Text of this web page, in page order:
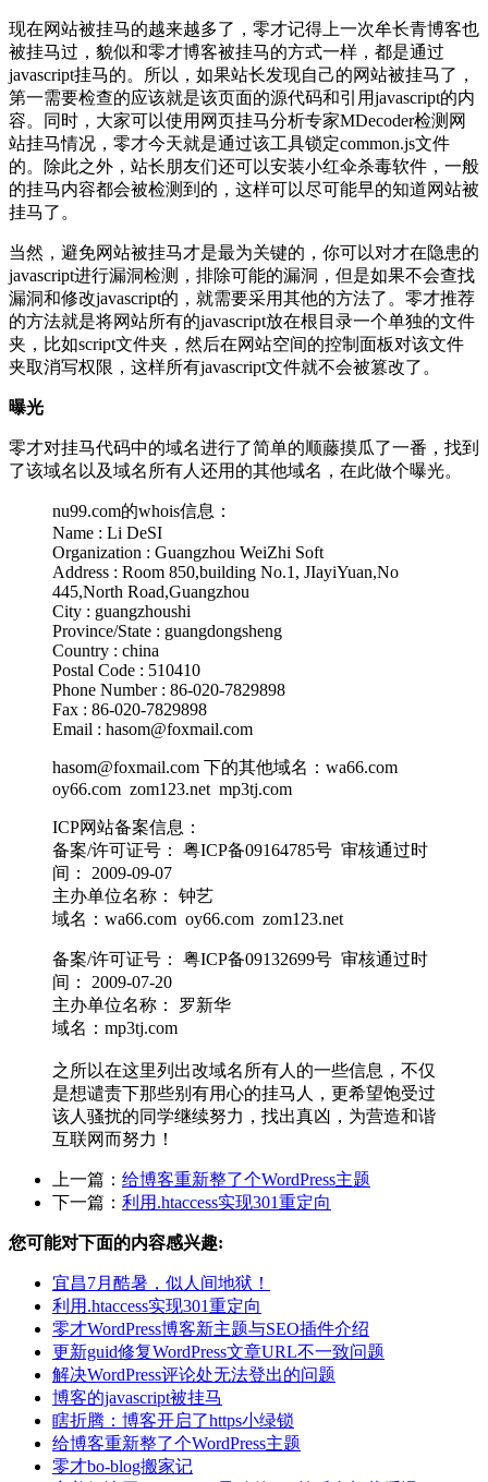
现在网站被挂马的越来越多了，零才记得上一次牟长青博客也
被挂马过，貌似和零才博客被挂马的方式一样，都是通过
javascript挂马的。所以，如果站长发现自己的网站被挂马了，
第一需要检查的应该就是该页面的源代码和引用javascript的内
容。同时，大家可以使用网页挂马分析专家MDecoder检测网
站挂马情况，零才今天就是通过该工具锁定common.js文件
的。除此之外，站长朋友们还可以安装小红伞杀毒软件，一般
的挂马内容都会被检测到的，这样可以尽可能早的知道网站被
挂马了。
当然，避免网站被挂马才是最为关键的，你可以对才在隐患的
javascript进行漏洞检测，排除可能的漏洞，但是如果不会查找
漏洞和修改javascript的，就需要采用其他的方法了。零才推荐
的方法就是将网站所有的javascript放在根目录一个单独的文件
夹，比如script文件夹，然后在网站空间的控制面板对该文件
夹取消写权限，这样所有javascript文件就不会被篡改了。
曝光
零才对挂马代码中的域名进行了简单的顺藤摸瓜了一番，找到
了该域名以及域名所有人还用的其他域名，在此做个曝光。
nu99.com的whois信息：
Name : Li DeSI
Organization : Guangzhou WeiZhi Soft
Address : Room 850,building No.1, JIayiYuan,No
445,North Road,Guangzhou
City : guangzhoushi
Province/State : guangdongsheng
Country : china
Postal Code : 510410
Phone Number : 86-020-7829898
Fax : 86-020-7829898
Email : hasom@foxmail.com
hasom@foxmail.com 下的其他域名：wa66.com
oy66.com zom123.net mp3tj.com
ICP网站备案信息：
备案/许可证号： 粤ICP备09164785号 审核通过时
间： 2009-09-07
主办单位名称： 钟艺
域名：wa66.com oy66.com zom123.net
备案/许可证号： 粤ICP备09132699号 审核通过时
间： 2009-07-20
主办单位名称： 罗新华
域名：mp3tj.com
之所以在这里列出改域名所有人的一些信息，不仅
是想谴责下那些别有用心的挂马人，更希望饱受过
该人骚扰的同学继续努力，找出真凶，为营造和谐
互联网而努力！
上一篇： 给博客重新整了个WordPress主题
下一篇： 利用.htaccess实现301重定向
您可能对下面的内容感兴趣:
宜昌7月酷暑，似人间地狱！
利用.htaccess实现301重定向
零才WordPress博客新主题与SEO插件介绍
更新guid修复WordPress文章URL不一致问题
解决WordPress评论处无法登出的问题
博客的javascript被挂马
瞎折腾：博客开启了https小绿锁
给博客重新整了个WordPress主题
零才bo-blog搬家记